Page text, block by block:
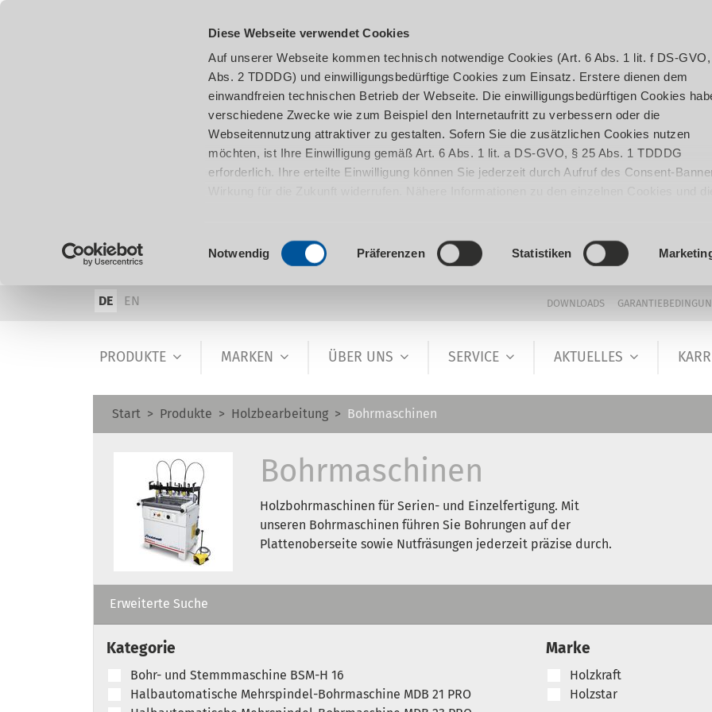
Diese Webseite verwendet Cookies
Auf unserer Webseite kommen technisch notwendige Cookies (Art. 6 Abs. 1 lit. f DS-
Abs. 2 TDDDG) und einwilligungsbedürftige Cookies zum Einsatz. Erstere dienen dem
einwandfreien technischen Betrieb der Webseite. Die einwilligungsbedürftigen Cookies
verschiedene Zwecke wie zum Beispiel den Internetaufritt zu verbessern oder die
Webseitennutzung attraktiver zu gestalten. Sofern Sie die zusätzlichen Cookies nutzen
möchten, ist Ihre Einwilligung gemäß Art. 6 Abs. 1 lit. a DS-GVO, § 25 Abs. 1 TDDDG
erforderlich. Ihre erteilte Einwilligung können Sie jederzeit durch Aufruf des Consent-
Einwilligungsauswahl
Notwendig Präferenzen Statistiken
DE EN DOWNLOADS
PRODUKTE MARKEN ÜBER UNS SERVICE AKTUELLES
Start Produkte Holzbearbeitung Bohrmaschinen
Bohrmaschinen
Holzbohrmaschinen für Serien- und Einzelfertigung. Mit
unseren Bohrmaschinen führen Sie Bohrungen auf der
Plattenoberseite sowie Nutfräsungen jederzeit präzise durch.
Erweiterte Suche
Kategorie
Bohr- und Stemmmaschine BSM-H 16
Halbautomatische Mehrspindel-Bohrmaschine MDB 21 PRO
Marke
Holzkraft
Holzstar